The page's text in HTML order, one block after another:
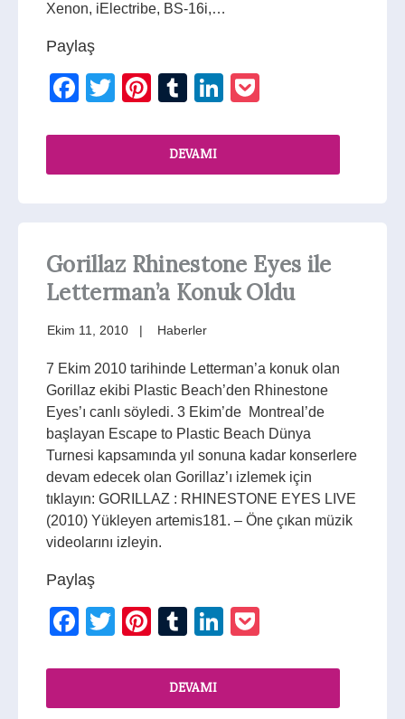
Xenon, iElectribe, BS-16i,…
Paylaş
Facebook
TwitterPinterest
TumblrLinkedIn
DEVAMI
Gorillaz Rhinestone Eyes ile
Letterman’a Konuk Oldu
Ekim 11, 2010 Haberler
7 Ekim 2010 tarihinde Letterman’a konuk olan
Gorillaz ekibi Plastic Beach’den Rhinestone
Eyes’ı canlı söyledi. 3 Ekim’de Montreal’de
başlayan Escape to Plastic Beach Dünya
Turnesi kapsamında yıl sonuna kadar konserlere
devam edecek olan Gorillaz’ı izlemek için
tıklayın: GORILLAZ : RHINESTONE EYES LIVE
(2010) Yükleyen artemis181. – Öne çıkan müzik
videolarını izleyin.
Paylaş
Facebook
TwitterPinterest
TumblrLinkedIn
DEVAMI